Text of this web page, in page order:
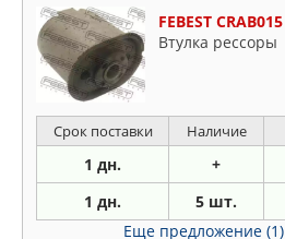
FEBEST CRAB015
Втулка рессоры
Срок поставки Наличие
1 дн. +
1 дн. 5 шт.
Еще предложение (1)